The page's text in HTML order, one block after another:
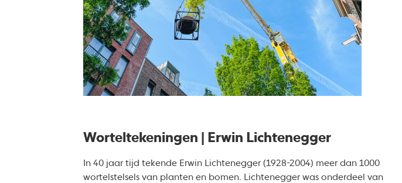
Worteltekeningen | Erwin Lichtenegger
In 40 jaar tijd tekende Erwin Lichtenegger (1928-2004) meer dan 1000
wortelstelsels van planten en bomen. Lichtenegger was onderdeel van